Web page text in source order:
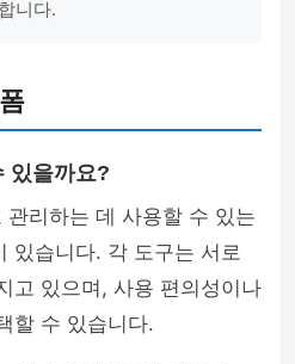
니다.
있을까요?
리하는 데 사용할 수 있는
있습니다. 각 도구는 서로
고 있으며, 사용 편의성이나
할 수 있습니다.